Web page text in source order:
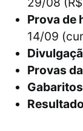
Prova de
14/09
Provas
Resultado